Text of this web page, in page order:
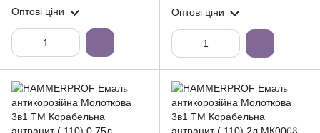
Оптові ціни Оптові ціни